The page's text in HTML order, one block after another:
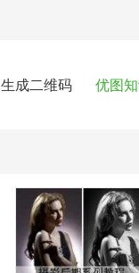
生成二维码 优图